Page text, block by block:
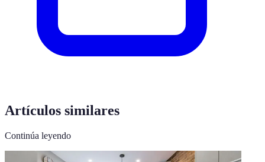
Artículos similares
Continúa leyendo